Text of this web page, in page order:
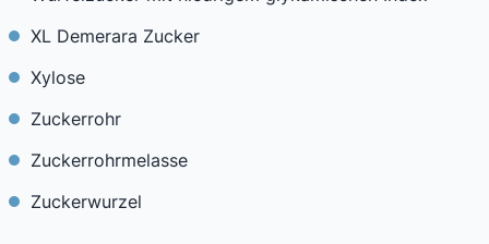
XL Demerara Zucker
Xylose
Zuckerrohr
Zuckerrohrmelasse
Zuckerwurzel